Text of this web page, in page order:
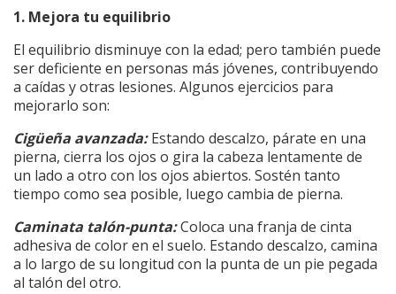
1. Mejora tu equilibrio
El equilibrio disminuye con la edad; pero también puede
ser deficiente en personas más jóvenes, contribuyendo
a caídas y otras lesiones. Algunos ejercicios para
mejorarlo son:
Cigüeña avanzada:Estando descalzo, párate en una
pierna, cierra los ojos o gira la cabeza lentamente de
un lado a otro con los ojos abiertos. Sostén tanto
tiempo como sea posible, luego cambia de pierna.
Caminata talón-punta:Coloca una franja de cinta
adhesiva de color en el suelo. Estando descalzo, camina
a lo largo de su longitud con la punta de un pie pegada
al talón del otro.